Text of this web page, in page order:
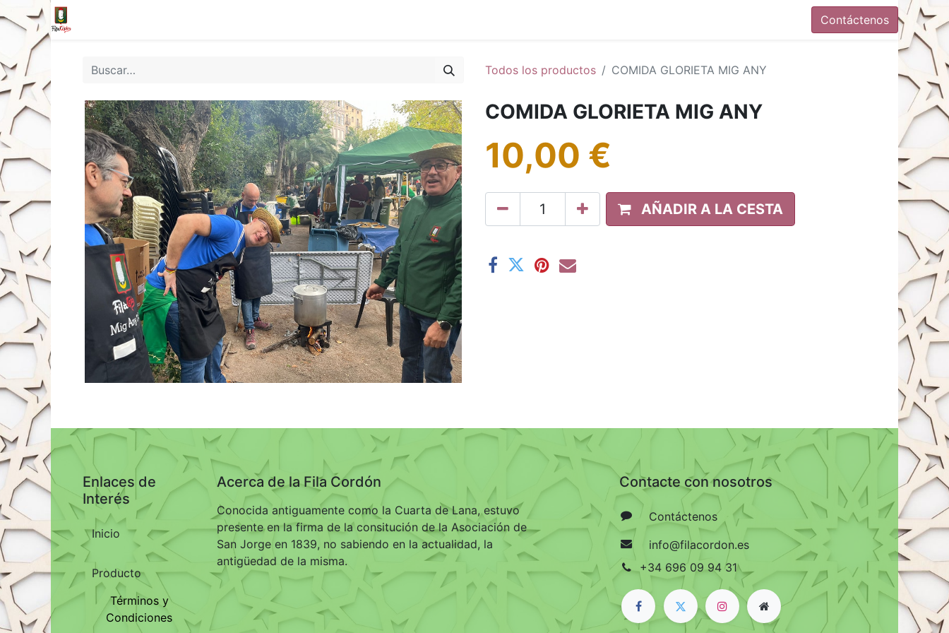
Contáctenos
Todos los productos COMIDA GLORIETA MIG ANY
COMIDA GLORIETA MIG ANY
10,00 €
AÑADIR A LA CESTA
Enlaces de
Interés
Inicio
Producto
Términos y
Condiciones
Acerca de la Fila Cordón
Conocida antiguamente como la Cuarta de Lana, estuvo
presente en la firma de la consitución de la Asociación de
San Jorge en 1839, no sabiendo en la actualidad, la
antigüedad de la misma.
Contacte con nosotros
Contáctenos
info@filacordon.es
+34 696 09 94 31